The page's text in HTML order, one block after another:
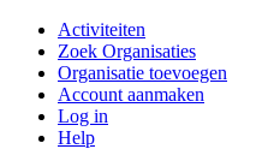
Activiteiten
Zoek Organisaties
Organisatie toevoegen
Account aanmaken
Log in
Help